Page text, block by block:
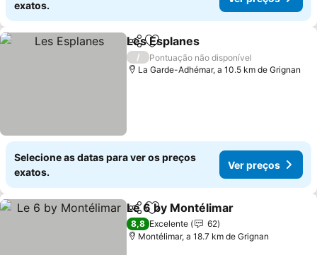
exatos.
PartilharAdicionar aos favoritos
Les Esplanes
/
Pontuação não disponível
La Garde-Adhémar, a 10.5 km de Grignan
Selecione as datas para ver os preços
exatos.
Ver preços
PartilharAdicionar aos favoritos
Le 6 by Montélimar
8,8 Excelente
62
Montélimar, a 18.7 km de Grignan